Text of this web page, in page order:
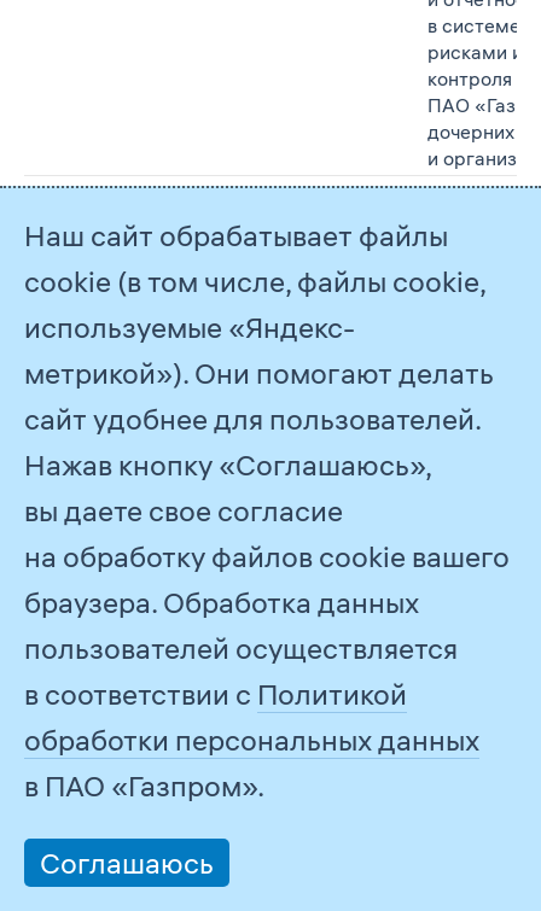
в системе
рисками и
контроля
ПАО
дочерних
и
Положение
управления
кредитным риском
ПАО «Газпром»,
его дочерних
и организаций
Утверждено
приказом
ПАО «Газпром»
от 3 ноября
2016 г. № 687
(с последующими
принципы
каждым
Группы
и
между
процесса
подходы к
и
отчетности
Положение
управления
операционными
рисками Группы
Утверждено
Наш сайт обрабатывает файлы
cookie (в том числе, файлы cookie,
используемые «Яндекс-
метрикой»). Они помогают делать
сайт удобнее для пользователей.
Нажав кнопку «Соглашаюсь»,
вы даете свое согласие
на обработку файлов cookie вашего
браузера. Обработка данных
пользователей осуществляется
в соответствии с Политикой
обработки персональных данных
в ПАО «Газпром».
Соглашаюсь